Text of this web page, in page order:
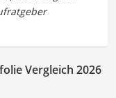
Vergleich 2026